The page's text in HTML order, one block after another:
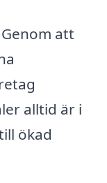
Genom att
alltid är i
ökad